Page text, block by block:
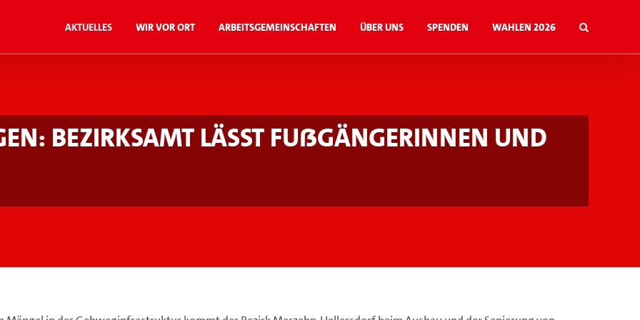
Aktuelles Wir vor Ort Arbeitsgemeinschaften Über uns Spenden Wahlen 2026
Bezirksamt lässt Fußgängerinnen und